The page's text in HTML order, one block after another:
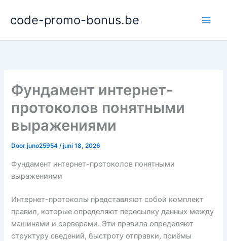
naar
inhoud
code-promo-bonus.be
Фундамент интернет-
протоколов понятными
выражениями
Doorjuno25954/juni 18, 2026
Фундамент интернет-протоколов понятными
выражениями
Интернет-протоколы представляют собой комплект
правил, которые определяют пересылку данных между
машинами и серверами. Эти правила определяют
структуру сведений, быстроту отправки, приёмы